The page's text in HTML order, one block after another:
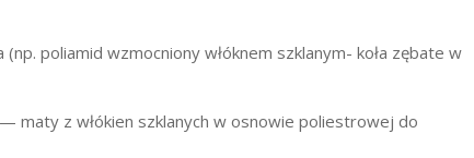
poliamid wzmocniony włóknem szklanym- koła zębate w
— maty z włókien szklanych w osnowie poliestrowej do